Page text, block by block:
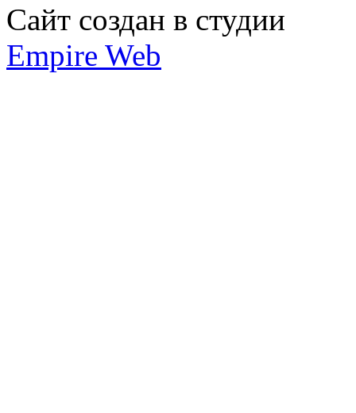
Сайт создан в студии
Empire Web